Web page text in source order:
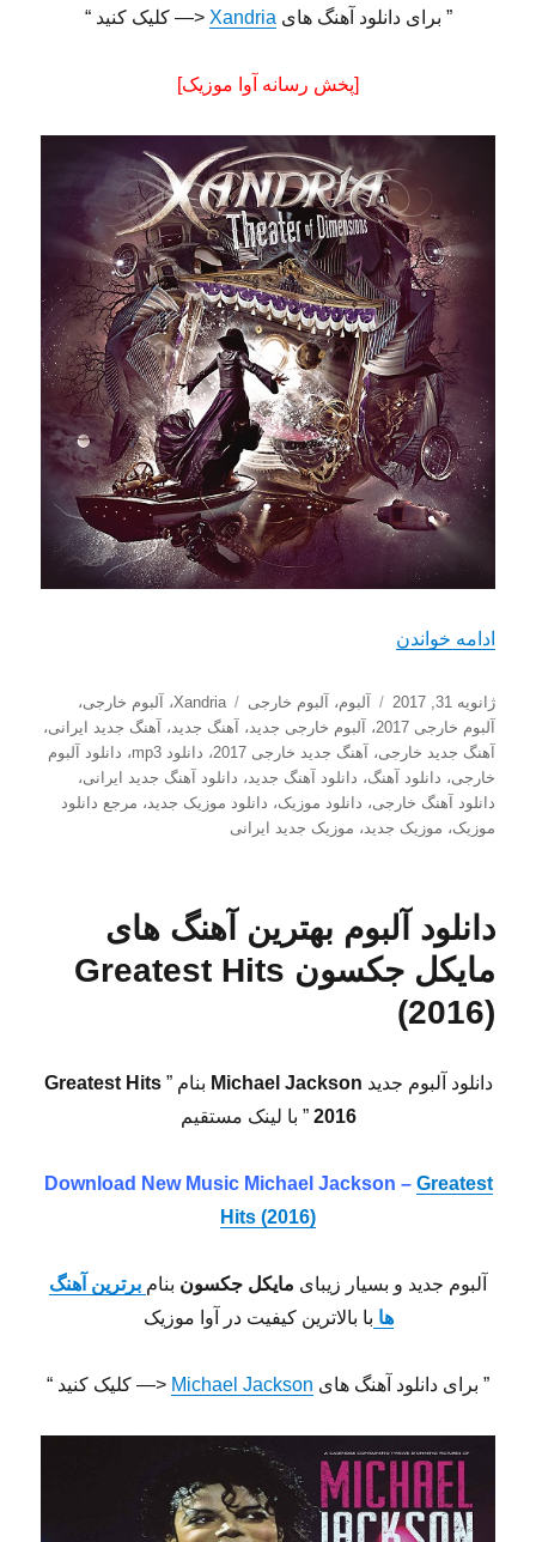
” برای دانلود آهنگ های Xandria <— کلیک کنید “
[پخش رسانه آوا موزیک]
ادامه خواندن
ارسال
شده
در
ژانویه 31, 2017 دسته‌ها
آلبوم، آلبوم خارجی برچسب‌ها
Xandria، آلبوم خارجی،
آلبوم خارجی 2017
، آلبوم خارجی جدید، آهنگ جدید، آهنگ جدید ایرانی،
آهنگ جدید خارجی، آهنگ جدید خارجی 2017 ، دانلود mp3 ، دانلود آلبوم
خارجی، دانلود آهنگ، دانلود آهنگ جدید، دانلود آهنگ جدید ایرانی،
دانلود آهنگ خارجی، دانلود موزیک، دانلود موزیک جدید، مرجع دانلود
موزیک، موزیک جدید، موزیک جدید ایرانی
دانلود آلبوم بهترین آهنگ های
مایکل جکسون Greatest Hits
(2016)
دانلود آلبوم جدید Michael Jackson بنام ”Greatest Hits
2016 ” با لینک مستقیم
Download New MusicMichael Jackson – Greatest
Hits (2016)
آلبوم جدید و بسیار زیبای مایکل جکسون بنام برترین آهنگ
ها با بالاترین کیفیت در آوا موزیک
” برای دانلود آهنگ های Michael Jackson <— کلیک کنید “